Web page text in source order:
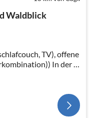
Waldblick
TV), offene
In der 1.